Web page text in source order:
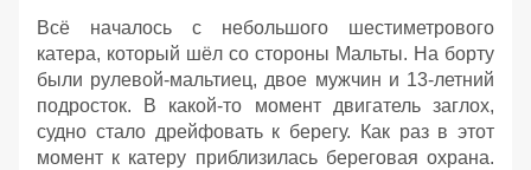
Всё началось с небольшого шестиметрового
катера, который шёл со стороны Мальты. На борту
были рулевой‑мальтиец, двое мужчин и 13‑летний
подросток. В какой‑то момент двигатель заглох,
судно стало дрейфовать к берегу. Как раз в этот
момент к катеру приблизилась береговая охрана.